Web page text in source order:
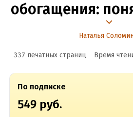
обогащения:
механизм
Наталья
337 печатных страниц Время
По подписке
549 руб.